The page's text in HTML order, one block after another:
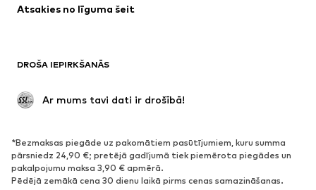
Mēteļi
Svinības
Ekskluzīvi
APAVI
Jaunumi
Šobrīd populāri
Atsakies no līguma šeit
DROŠA IEPIRKŠANĀS
Ar mums tavi dati ir drošībā!
*Bezmaksas piegāde uz pakomātiem pasūtījumiem, kuru summa
pārsniedz 24,90 €; pretējā gadījumā tiek piemērota piegādes un
pakalpojumu maksa 3,90 € apmērā.
Pēdējā zemākā cena 30 dienu laikā pirms cenas samazināšanas.